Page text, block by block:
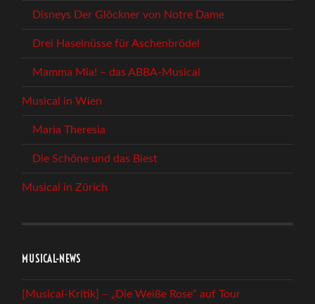
Disneys Der Glöckner von Notre Dame
Drei Haselnüsse für Aschenbrödel
Mamma Mia! – das ABBA-Musical
Musical in Wien
Maria Theresia
Die Schöne und das Biest
Musical in Zürich
MUSICAL-NEWS
[Musical-Kritik] – „Die Weiße Rose“ auf Tour